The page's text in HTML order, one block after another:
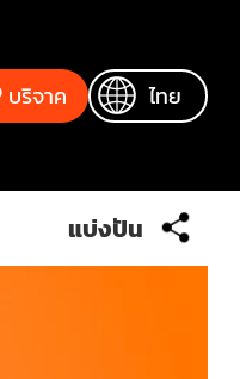
บริจาค ไทย
แบ่งปัน